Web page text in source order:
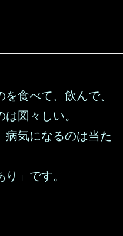
食べて、飲んで、
図々しい。
病気になるのは当た
」です。